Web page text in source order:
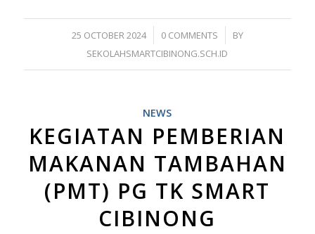
25 OCTOBER 2024
/ 0 COMMENTS
/
BY
SEKOLAHSMARTCIBINONG.SCH.ID
NEWS
KEGIATAN PEMBERIAN
MAKANAN TAMBAHAN
(PMT) PG TK SMART
CIBINONG